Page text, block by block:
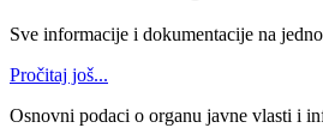
Sve informacije i dokumentacije na
Pročitaj još...
Osnovni podaci o organu javne vlasti i